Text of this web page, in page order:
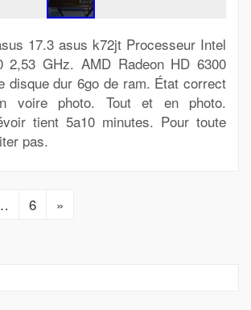
17.3 asus k72jt Processeur Intel
2,53 GHz. AMD Radeon HD 6300
disque dur 6go de ram. État correct
voire photo. Tout et en photo.
tient 5a10 minutes. Pour toute
pas.
6 »